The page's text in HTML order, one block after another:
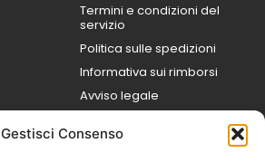
Gestisci Consenso
Termini e condizioni del
servizio
Politica sulle spedizioni
Informativa sui rimborsi
Avviso legale
9:00